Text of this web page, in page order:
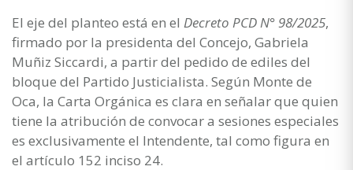
El eje del planteo está en el Decreto PCD N° 98/2025,
firmado por la presidenta del Concejo, Gabriela
Muñiz Siccardi, a partir del pedido de ediles del
bloque del Partido Justicialista. Según Monte de
Oca, la Carta Orgánica es clara en señalar que quien
tiene la atribución de convocar a sesiones especiales
es exclusivamente el Intendente, tal como figura en
el artículo 152 inciso 24.